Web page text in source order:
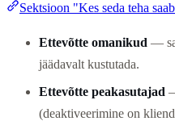
Sektsioon "Kes seda teha
Ettevõtte omanikud —
jäädavalt kustutada.
Ettevõtte peakasutajad
(deaktiveerimine on